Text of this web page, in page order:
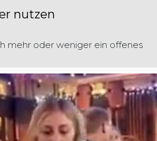
nutzen
mehr oder weniger ein offenes